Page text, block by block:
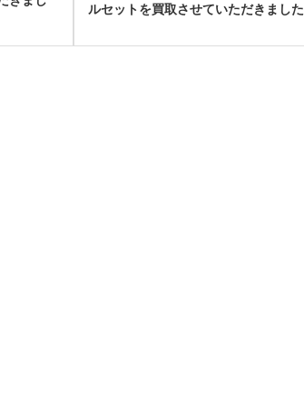
ルセットを買取させていただきました